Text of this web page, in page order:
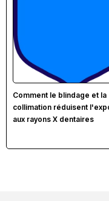
Comment le blindage et la
collimation réduisent
aux rayons X dentaires